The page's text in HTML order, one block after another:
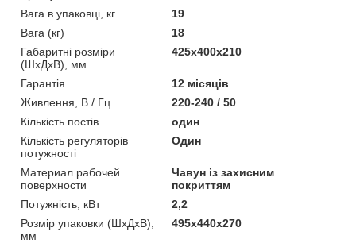
Вага в упаковці, кг
19
Вага (кг)
18
Габаритні розміри
(ШхДхВ), мм
425х400х210
Гарантія
12 місяців
Живлення, В / Гц
220-240 / 50
Кількість постів
один
Кількість регуляторів
потужності
Один
Материал рабочей
поверхности
Чавун із захисним
покриттям
Потужність, кВт
2,2
Розмір упаковки (ШхДхВ),
мм
495x440x270